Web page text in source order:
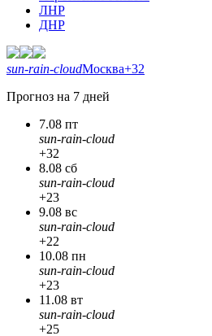
ЛНР
ДНР
sun-rain-cloudМосква+32
Прогноз на 7 дней
7.08 пт
sun-rain-cloud
+32
8.08 сб
sun-rain-cloud
+23
9.08 вс
sun-rain-cloud
+22
10.08 пн
sun-rain-cloud
+23
11.08 вт
sun-rain-cloud
+25